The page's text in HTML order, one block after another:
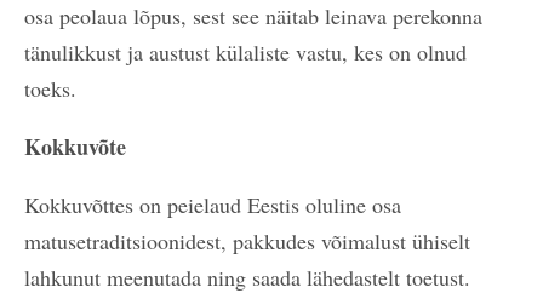
osa peolaua lõpus, sest see näitab leinava perekonna
tänulikkust ja austust külaliste vastu, kes on olnud
toeks.
Kokkuvõte
Kokkuvõttes on peielaud Eestis oluline osa
matusetraditsioonidest, pakkudes võimalust ühiselt
lahkunut meenutada ning saada lähedastelt toetust.